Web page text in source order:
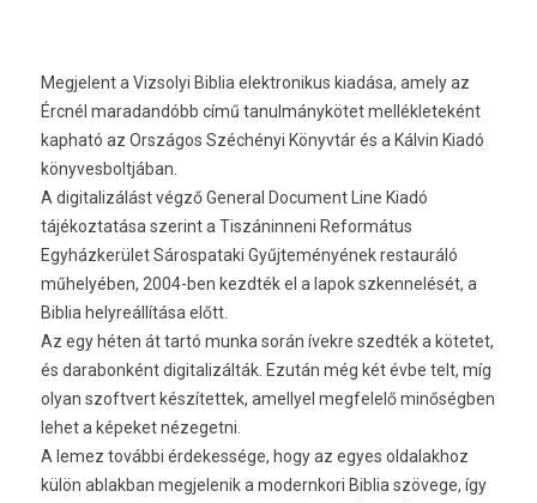
Megjelent a Vizsolyi Biblia elektronikus kiadása, amely az
Ércnél maradandóbb című tanulmánykötet mellékleteként
kapható az Országos Széchényi Könyvtár és a Kálvin Kiadó
könyvesboltjában.
A digitalizálást végző General Document Line Kiadó
tájékoztatása szerint a Tiszáninneni Református
Egyházkerület Sárospataki Gyűjteményének restauráló
műhelyében, 2004-ben kezdték el a lapok szkennelését, a
Biblia helyreállítása előtt.
Az egy héten át tartó munka során ívekre szedték a kötetet,
és darabonként digitalizálták. Ezután még két évbe telt, míg
olyan szoftvert készítettek, amellyel megfelelő minőségben
lehet a képeket nézegetni.
A lemez további érdekessége, hogy az egyes oldalakhoz
külön ablakban megjelenik a modernkori Biblia szövege, így